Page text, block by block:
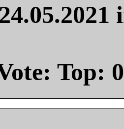
Top: 0